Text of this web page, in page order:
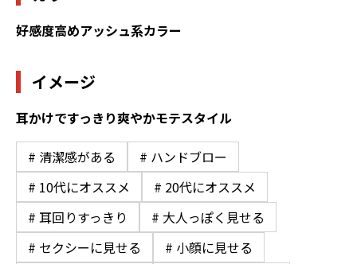
好感度高めアッシュ系カラー
イメージ
耳かけですっきり爽やかモテスタイル
# 清潔感がある
# ハンドブロー
# 10代にオススメ
# 20代にオススメ
# 耳回りすっきり
# 大人っぽく見せる
# セクシーに見せる
# 小顔に見せる